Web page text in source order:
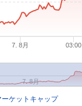
ーケットキャップ
7. 8月 03:00
7. 8月